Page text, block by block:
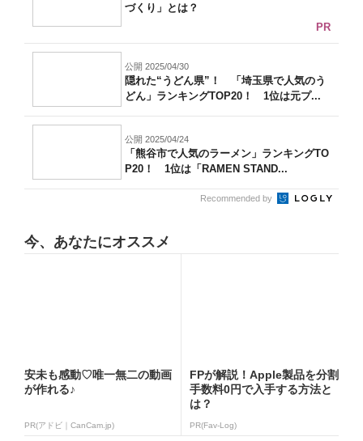
づくり」とは？
PR
公開 2025/04/30
隠れた“うどん県”！ 「埼玉県で人気のう
どん」ランキングTOP20！ 1位は元プ...
公開 2025/04/24
「熊谷市で人気のラーメン」ランキングTO
P20！ 1位は「RAMEN STAND...
Recommended by
今、あなたにオススメ
安未も感動♡唯一無二の動画
が作れる♪
PR(アドビ｜CanCam.jp)
FPが解説！Apple製品を分割
手数料0円で入手する方法と
は？
PR(Fav-Log)